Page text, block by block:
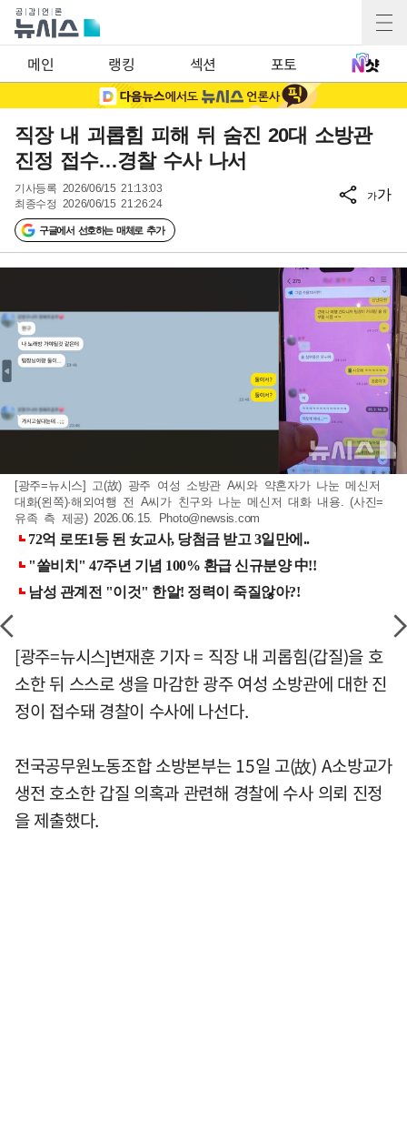
메인 랭킹 섹션 포토
직장 내 괴롭힘 피해 뒤 숨진 20대 소방관
진정 접수…경찰 수사 나서
기사등록 2026/06/15 21:13:03
최종수정 2026/06/15 21:26:24
구글에서 선호하는 매체로 추가
가가
[광주=뉴시스] 고(故) 광주 여성 소방관 A씨와 약혼자가 나눈 메신저
대화(왼쪽)·해외여행 전 A씨가 친구와 나눈 메신저 대화 내용. (사진=
유족 측 제공) 2026.06.15.
Photo@newsis.com
[광주=뉴시스]변재훈 기자 = 직장 내 괴롭힘(갑질)을 호
소한 뒤 스스로 생을 마감한 광주 여성 소방관에 대한 진
정이 접수돼 경찰이 수사에 나선다.
전국공무원노동조합 소방본부는 15일 고(故) A소방교가
생전 호소한 갑질 의혹과 관련해 경찰에 수사 의뢰 진정
을 제출했다.